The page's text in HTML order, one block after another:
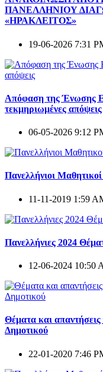
ΠΑΝΕΛΛΗΝΙΟΥ
«ΗΡΑΚΛΕΙΤΟΣ»
19-06-2026 7:31
Απόφαση της Ένωσης
τεκμηριωμένες απόψεις
06-05-2026 9:12
Πανελλήνιοι
11-11-2019 1:59
Πανελλήνιες 2024
12-06-2024 10:50
Θέματα και
Δημοτικού
22-01-2020 7:46